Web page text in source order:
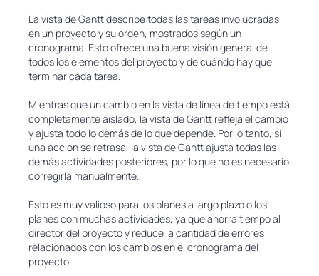
La vista de Gantt describe todas las tareas involucradas
en un proyecto y su orden, mostrados según un
cronograma. Esto ofrece una buena visión general de
todos los elementos del proyecto y de cuándo hay que
terminar cada tarea.
Mientras que un cambio en la vista de línea de tiempo está
completamente aislado, la vista de Gantt refleja el cambio
y ajusta todo lo demás de lo que depende. Por lo tanto, si
una acción se retrasa, la vista de Gantt ajusta todas las
demás actividades posteriores, por lo que no es necesario
corregirla manualmente.
Esto es muy valioso para los planes a largo plazo o los
planes con muchas actividades, ya que ahorra tiempo al
director del proyecto y reduce la cantidad de errores
relacionados con los cambios en el cronograma del
proyecto.